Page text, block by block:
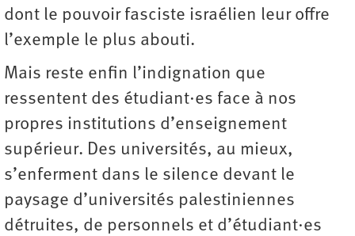
dont le pouvoir fasciste israélien leur offre
l’exemple le plus abouti.
Mais reste enfin l’indignation que
ressentent des étudiant·es face à nos
propres institutions d’enseignement
supérieur. Des universités, au mieux,
s’enferment dans le silence devant le
paysage d’universités palestiniennes
détruites, de personnels et d’étudiant·es